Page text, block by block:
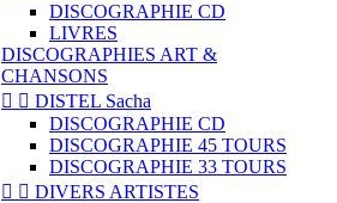
DISCOGRAPHIE CD
LIVRES
DISCOGRAPHIES ART &
CHANSONS
  DISTEL Sacha
DISCOGRAPHIE CD
DISCOGRAPHIE 45 TOURS
DISCOGRAPHIE 33 TOURS
  DIVERS ARTISTES